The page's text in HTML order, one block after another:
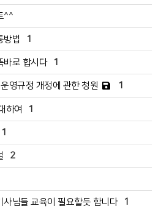
^^
방법 1
바로 합시다 1
영규정 개정에 관한 청원 1
하여 1
1
2
사님들 교육이 필요할듯 합니다 1